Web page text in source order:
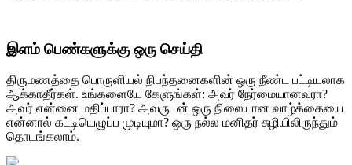
இளம் பெண்களுக்கு ஒரு செய்தி
திருமணத்தை பொருளியல் நிபந்தனைகளின் ஒரு நீண்ட பட்டியலாக
ஆக்காதீர்கள். உங்களையே கேளுங்கள்: அவர் நேர்மையானவரா?
அவர் என்னை மதிப்பாரா? அவருடன் ஒரு நிலையான வாழ்க்கையை
என்னால் கட்டியெழுப்ப முடியுமா? ஒரு நல்ல மனிதர் சுழியிலிருந்தும்
தொடங்கலாம்.